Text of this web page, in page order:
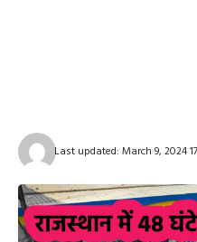
Last updated: March 9, 2024